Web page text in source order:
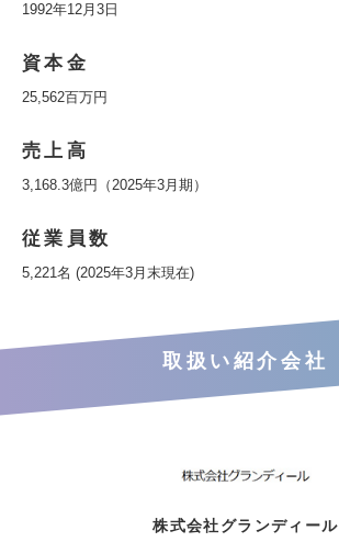
1992年12月3日
資本金
25,562百万円
売上高
3,168.3億円（2025年3月期）
従業員数
5,221名 (2025年3月末現在)
取扱い紹介会社
株式会社グランディール